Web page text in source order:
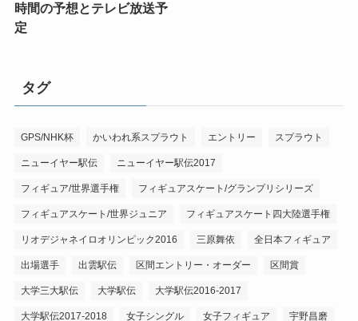
時間の予想とテレビ放送予
定
タグ
GPS/NHK杯 かいわれ系スプラウト エントリー スプラウト
ニューイヤー駅伝 ニューイヤー駅伝2017
フィギュア/世界選手権 フィギュアスケート/グランプリシリーズ
フィギュアスケート/世界ジュニア フィギュアスケート四大陸選手権
リオデジャネイロオリンピック2016 三原舞依 全日本フィギュア
出場選手 出雲駅伝 区間エントリー・オーダー 区間賞
大学三大駅伝 大学駅伝 大学駅伝2016-2017
大学駅伝2017-2018 女子シングル 女子フィギュア 宇野昌磨